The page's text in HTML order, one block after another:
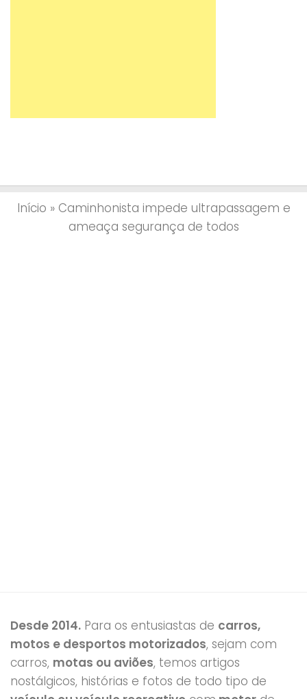
Início » Caminhonista impede ultrapassagem e
ameaça segurança de todos
Desde 2014. Para os entusiastas de carros,
motos e desportos motorizados, sejam com
carros, motas ou aviões, temos artigos
nostálgicos, histórias e fotos de todo tipo de